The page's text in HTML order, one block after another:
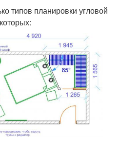
типов планировки угловой